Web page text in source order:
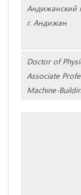
Андижанский
г. Андижан
Doctor of
Associate
Machine-